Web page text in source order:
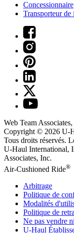
Concessionnaire
Transporteur
Web Team
Copyright © 2026 U-
Tous droits réservés.
U-Haul International,
Associates, Inc.
Air-Cushioned Ride®
Arbitrage
Politique de
Modalités
Politique de
Ne pas vendre
U-Haul